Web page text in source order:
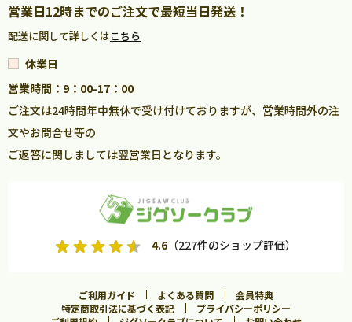
営業日12時までのご注文で最短当日発送！
配送に関して詳しくはこちら
休業日
営業時間：9：00-17：00
ご注文は24時間年中無休で受け付けておりますが、営業時間外の注
文やお問合せ等の
ご返答に関しましては翌営業日となります。
4.6（227件のショップ評価）
ご利用ガイド よくある質問
会員特典
特定商取引法に基づく表記
プライバシーポリシー